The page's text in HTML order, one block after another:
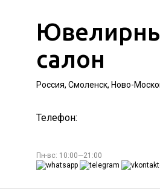
салон
Россия, Смоленск, Ново-
Телефон:
Пн-вс: 10:00—21:00